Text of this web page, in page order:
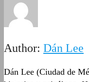
Author: Dán Lee
Dán Lee (Ciudad de